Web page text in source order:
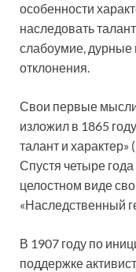
особенности
наследовать
слабоумие, дурные
отклонения.
Свои первые мысли
изложил в 1865
талант и характер»
Спустя четыре
целостном виде
«Наследственный
В 1907 году по
поддержке